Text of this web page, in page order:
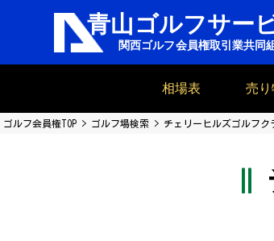
相場表 売
ゴルフ会員権TOP ゴルフ場検索 チェリーヒルズゴルフク